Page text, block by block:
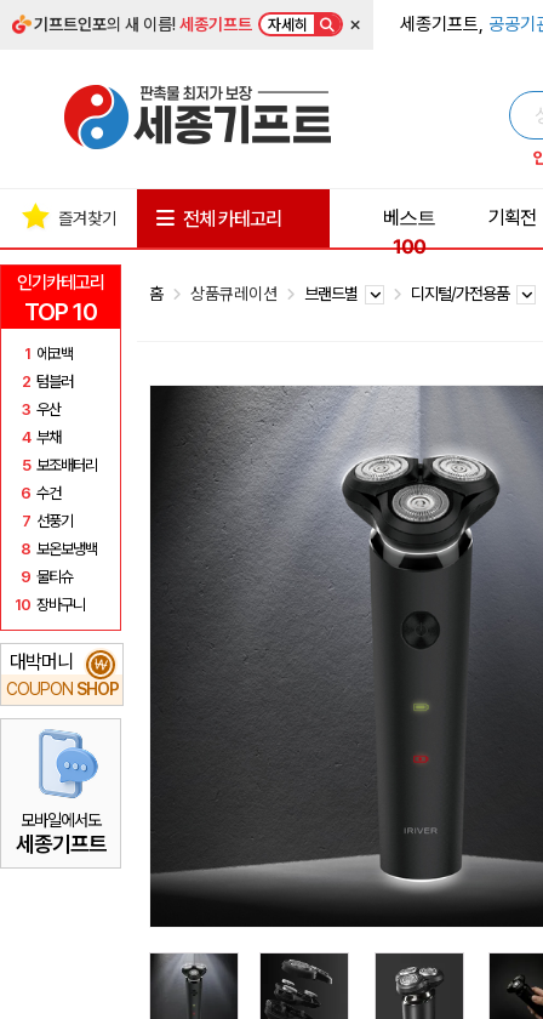
기프트인포의 새 이름!세종기프트 자세히 × 세종기프트, 공공기
인기카테고리
TOP 10
1 에코백
2 텀블러
3 우산
4 부채
5 보조배터리
6 수건
7 선풍기
8 보온보냉백
9 물티슈
10 장바구니
대박머니
COUPON SHOP
₩
모바일에서도
세종기프트
즐겨찾기 전체 카테고리
베스트
100
기획전
홈 상품큐레이션 브랜드별 디지털/가전용품